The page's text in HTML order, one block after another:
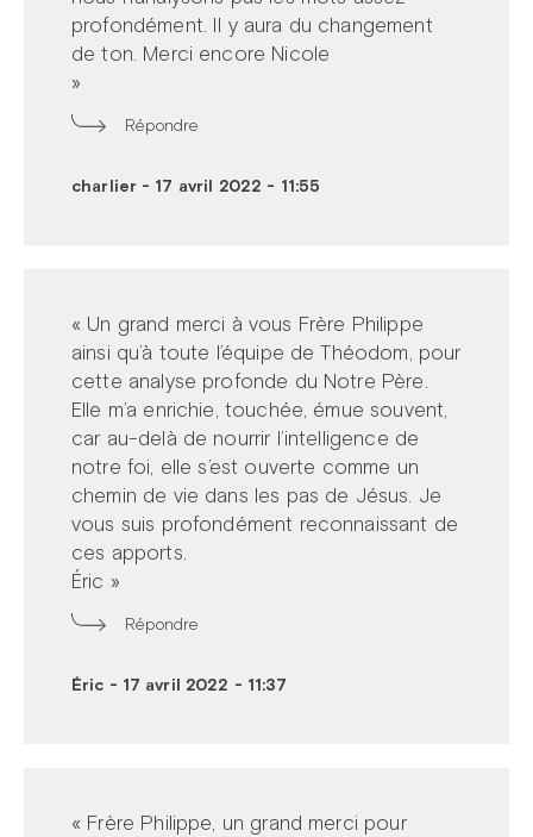
profondément. Il y aura du changement
de ton. Merci encore Nicole
»
Répondre
charlier - 17 avril 2022 - 11:55
« Un grand merci à vous Frère Philippe
ainsi qu’à toute l’équipe de Théodom, pour
cette analyse profonde du Notre Père.
Elle m’a enrichie, touchée, émue souvent,
car au-delà de nourrir l’intelligence de
notre foi, elle s’est ouverte comme un
chemin de vie dans les pas de Jésus. Je
vous suis profondément reconnaissant de
ces apports.
Éric »
Répondre
Éric - 17 avril 2022 - 11:37
« Frère Philippe, un grand merci pour